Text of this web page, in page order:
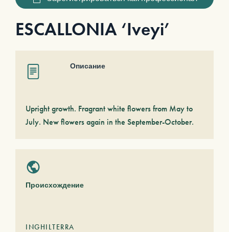
ESCALLONIA ‘Iveyi’
Описание
Upright growth. Fragrant white flowers from May to
July. New flowers again in the September-October.
Происхождение
INGHILTERRA